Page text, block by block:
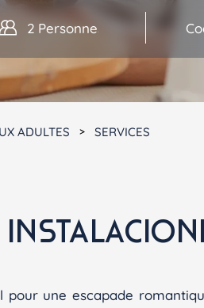
Petri
ADULTES SERVICES
pour une escapade